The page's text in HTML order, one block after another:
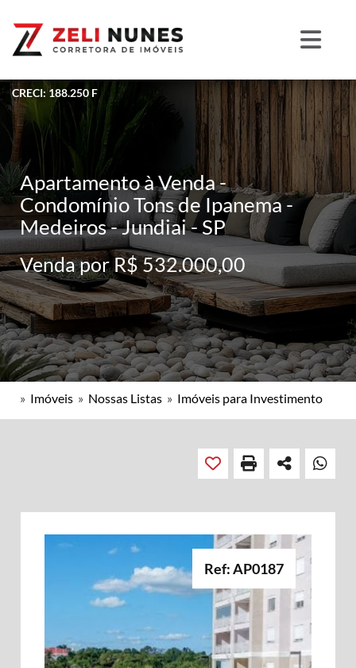
CRECI: 188.250 F
Apartamento à Venda -
Condomínio Tons de Ipanema -
Medeiros - Jundiai - SP
Venda por R$ 532.000,00
» Imóveis » Nossas Listas » Imóveis para Investimento
Ref: AP0187